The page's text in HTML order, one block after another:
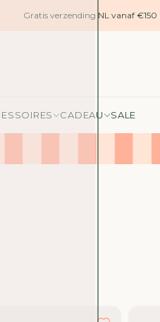
Gratis verzending NL vanaf €150
CADEAU SALE